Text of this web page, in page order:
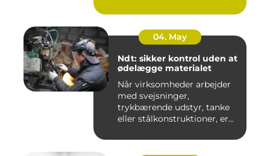
04. May
Ndt: sikker kontrol uden at
ødelægge materialet
Når virksomheder arbejder
med svejsninger,
trykbærende udstyr, tanke
eller stålkonstruktioner, er